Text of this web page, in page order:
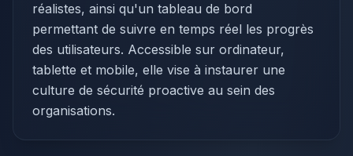
réalistes, ainsi qu'un tableau de bord
permettant de suivre en temps réel les progrès
des utilisateurs. Accessible sur ordinateur,
tablette et mobile, elle vise à instaurer une
culture de sécurité proactive au sein des
organisations.​